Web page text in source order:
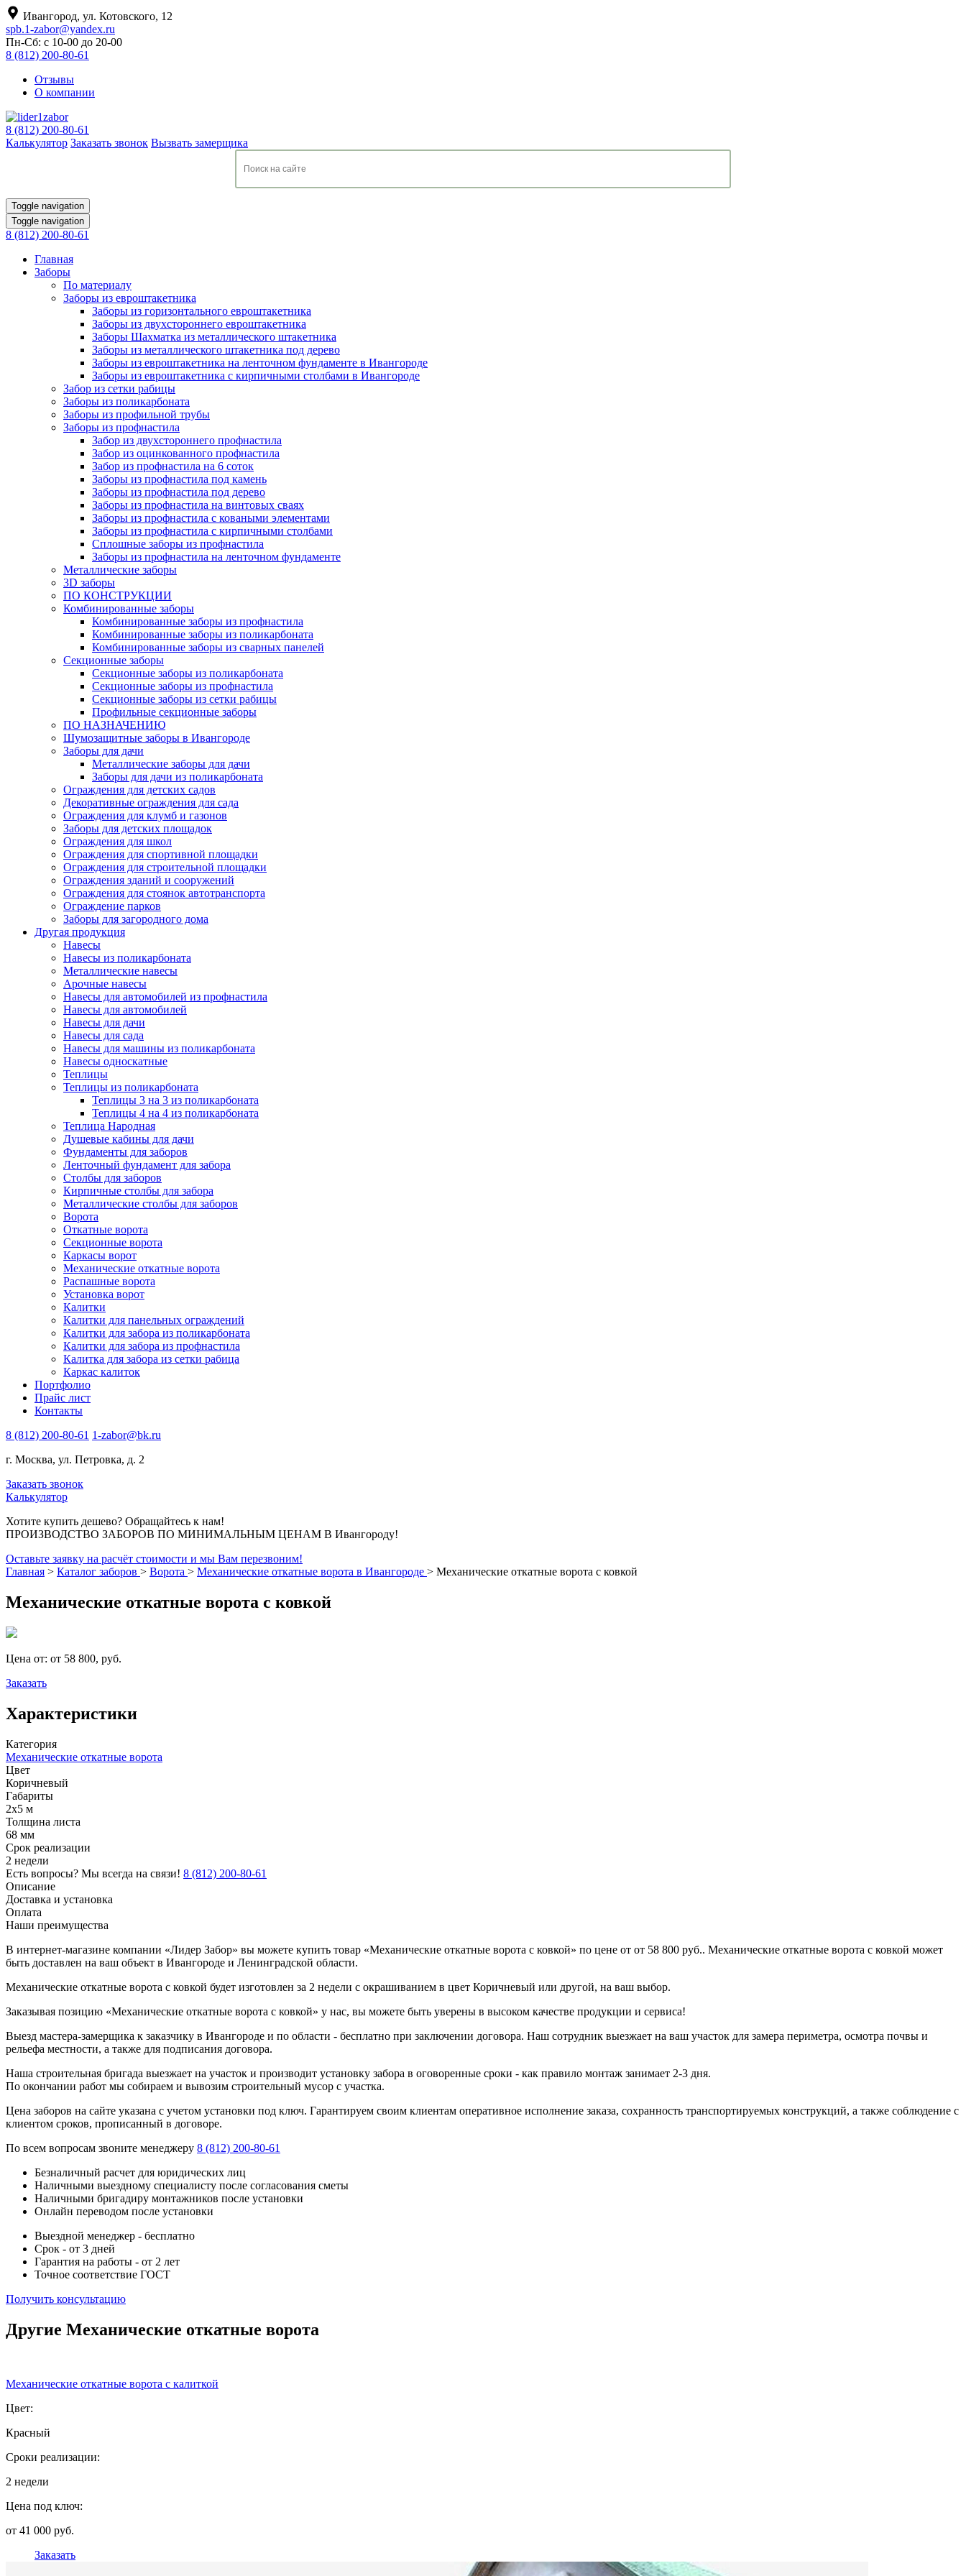
Ивангород, ул. Котовского, 12
spb.1-zabor@yandex.ru
Пн-Сб: с 10-00 до 20-00
8 (812) 200-80-61
Отзывы
О компании
8 (812) 200-80-61
Калькулятор Заказать звонок Вызвать замерщика
Toggle navigation
Toggle navigation
8 (812) 200-80-61
Главная
Заборы
По материалу
Заборы из евроштакетника
Заборы из горизонтального евроштакетника
Заборы из двухстороннего евроштакетника
Заборы Шахматка из металлического штакетника
Заборы из металлического штакетника под дерево
Заборы из евроштакетника на ленточном фундаменте в Ивангороде
Заборы из евроштакетника с кирпичными столбами в Ивангороде
Забор из сетки рабицы
Заборы из поликарбоната
Заборы из профильной трубы
Заборы из профнастила
Забор из двухстороннего профнастила
Забор из оцинкованного профнастила
Забор из профнастила на 6 соток
Заборы из профнастила под камень
Заборы из профнастила под дерево
Заборы из профнастила на винтовых сваях
Заборы из профнастила с коваными элементами
Заборы из профнастила с кирпичными столбами
Сплошные заборы из профнастила
Заборы из профнастила на ленточном фундаменте
Металлические заборы
3D заборы
ПО КОНСТРУКЦИИ
Комбинированные заборы
Комбинированные заборы из профнастила
Комбинированные заборы из поликарбоната
Комбинированные заборы из сварных панелей
Секционные заборы
Секционные заборы из поликарбоната
Секционные заборы из профнастила
Секционные заборы из сетки рабицы
Профильные секционные заборы
ПО НАЗНАЧЕНИЮ
Шумозащитные заборы в Ивангороде
Заборы для дачи
Металлические заборы для дачи
Заборы для дачи из поликарбоната
Ограждения для детских садов
Декоративные ограждения для сада
Ограждения для клумб и газонов
Заборы для детских площадок
Ограждения для школ
Ограждения для спортивной площадки
Ограждения для строительной площадки
Ограждения зданий и сооружений
Ограждения для стоянок автотранспорта
Ограждение парков
Заборы для загородного дома
Другая продукция
Навесы
Навесы из поликарбоната
Металлические навесы
Арочные навесы
Навесы для автомобилей из профнастила
Навесы для автомобилей
Навесы для дачи
Навесы для сада
Навесы для машины из поликарбоната
Навесы односкатные
Теплицы
Теплицы из поликарбоната
Теплицы 3 на 3 из поликарбоната
Теплицы 4 на 4 из поликарбоната
Теплица Народная
Душевые кабины для дачи
Фундаменты для заборов
Ленточный фундамент для забора
Столбы для заборов
Кирпичные столбы для забора
Металлические столбы для заборов
Ворота
Откатные ворота
Секционные ворота
Каркасы ворот
Механические откатные ворота
Распашные ворота
Установка ворот
Калитки
Калитки для панельных ограждений
Калитки для забора из поликарбоната
Калитки для забора из профнастила
Калитка для забора из сетки рабица
Каркас калиток
Портфолио
Прайс лист
Контакты
8 (812) 200-80-61 1-zabor@bk.ru
г. Москва, ул. Петровка, д. 2
Заказать звонок
Калькулятор
Хотите купить дешево? Обращайтесь к нам!
ПРОИЗВОДСТВО ЗАБОРОВ ПО МИНИМАЛЬНЫМ ЦЕНАМ В Ивангороду!
Оставьте заявку на расчёт стоимости и мы Вам перезвоним!
Главная > Каталог заборов > Ворота > Механические откатные ворота в Ивангороде > Механические откатные ворота с ковкой
Механические откатные ворота с ковкой
Цена от: от 58 800, руб.
Заказать
Характеристики
Категория
Механические откатные ворота
Цвет
Коричневый
Габариты
2х5 м
Толщина листа
68 мм
Срок реализации
2 недели
Есть вопросы? Мы всегда на связи! 8 (812) 200-80-61
Описание
Доставка и установка
Оплата
Наши преимущества
В интернет-магазине компании «Лидер Забор» вы можете купить товар «Механические откатные ворота с ковкой» по цене от от 58 800 руб.. Механические откатные ворота с ковкой может
быть доставлен на ваш объект в Ивангороде и Ленинградской области.
Механические откатные ворота с ковкой будет изготовлен за 2 недели с окрашиванием в цвет Коричневый или другой, на ваш выбор.
Заказывая позицию «Механические откатные ворота с ковкой» у нас, вы можете быть уверены в высоком качестве продукции и сервиса!
Выезд мастера-замерщика к заказчику в Ивангороде и по области - бесплатно при заключении договора. Наш сотрудник выезжает на ваш участок для замера периметра, осмотра почвы и
рельефа местности, а также для подписания договора.
Наша строительная бригада выезжает на участок и производит установку забора в оговоренные сроки - как правило монтаж занимает 2-3 дня.
По окончании работ мы собираем и вывозим строительный мусор с участка.
Цена заборов на сайте указана с учетом установки под ключ. Гарантируем своим клиентам оперативное исполнение заказа, сохранность транспортируемых конструкций, а также соблюдение с
клиентом сроков, прописанный в договоре.
По всем вопросам звоните менеджеру 8 (812) 200-80-61
Безналичный расчет для юридических лиц
Наличными выездному специалисту после согласования сметы
Наличными бригадиру монтажников после установки
Онлайн переводом после установки
Выездной менеджер - бесплатно
Срок - от 3 дней
Гарантия на работы - от 2 лет
Точное соответствие ГОСТ
Получить консультацию
Другие Механические откатные ворота
Механические откатные ворота с калиткой
Цвет:
Красный
Сроки реализации:
2 недели
Цена под ключ:
от 41 000 руб.
Заказать